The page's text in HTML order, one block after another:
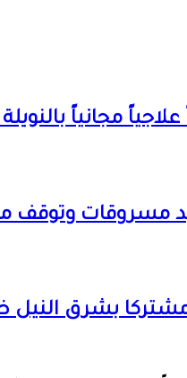
مجانياً
مسروقات وتوقف
مشتركا بشرق